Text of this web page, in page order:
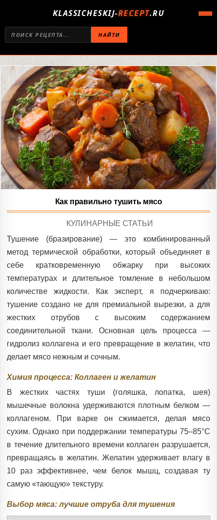
KLASSICHESKIJ-RECEPT.RU
НАЙТИ
Как правильно тушить мясо
POSTED
КУЛИНАРНЫЕ СТАТЬИ
Тушение (бразирование) — это комбинированный
метод термической обработки, который объединяет в
себе кратковременную обжарку при высоких
температурах и длительное томление в небольшом
количестве жидкости. Как эксперт, я подчеркиваю:
тушение создано не для премиальной вырезки, а для
жестких отрубов с высоким содержанием
соединительной ткани. Основная цель процесса —
гидролиз коллагена и его превращение в желатин, что
делает мясо нежным и сочным.
Химия процесса: Коллаген и желатин
В жестких частях туши (голяшка, лопатка, шея)
мышечные волокна удерживаются плотным белком —
коллагеном. При варке он сжимается, делая мясо
сухим. Однако при поддержании температуры 75–85°C
в течение длительного времени коллаген разрушается,
превращаясь в желатин. Желатин удерживает влагу в
10 раз эффективнее, чем белок мышц, создавая ту
самую «тающую» текстуру.
Выбор мяса: лучшие отруба для тушения